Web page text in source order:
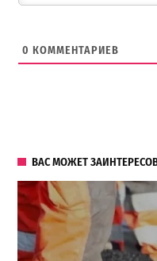
0 КОММЕНТАРИЕВ
ВАС МОЖЕТ